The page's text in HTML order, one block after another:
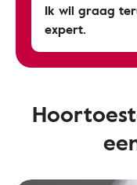
Ik wil graag
expert.